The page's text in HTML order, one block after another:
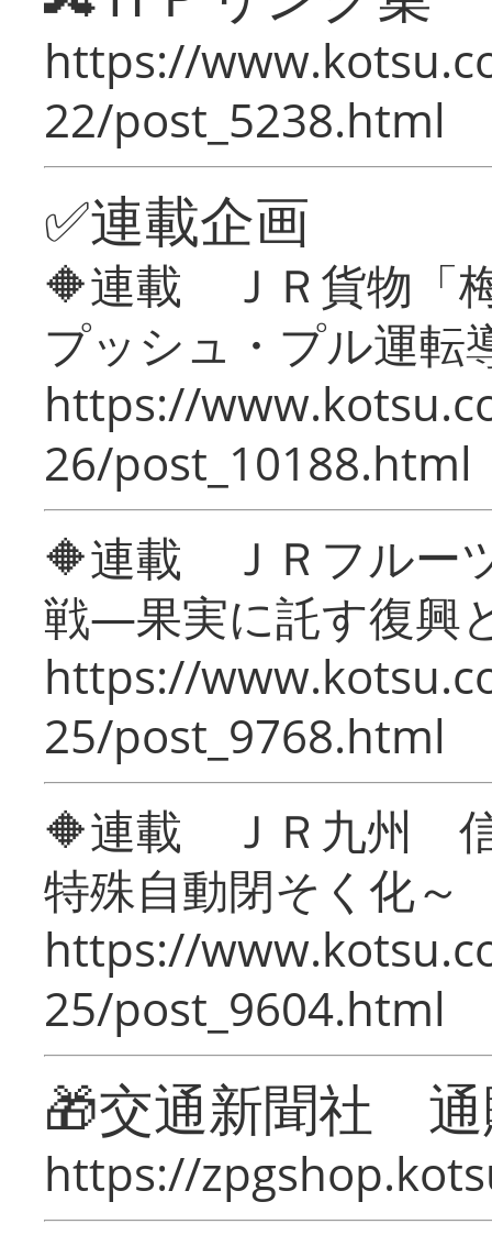
https://
22/post_5238.html
✅連載企画
🔶連載 ＪＲ貨物「
プッシュ・プル運転
https://
26/post_10188.html
🔶連載 ＪＲフルー
戦―果実に託す復興
https://
25/post_9768.html
🔶連載 ＪＲ九州 信
特殊自動閉そく化～
https://
25/post_9604.html
🎁交通新聞社
https://